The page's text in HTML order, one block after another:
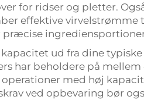
for ridser og pletter.
effektive
ud fra dine
har beholdere på mellem
med høj
ved opbevaring bør